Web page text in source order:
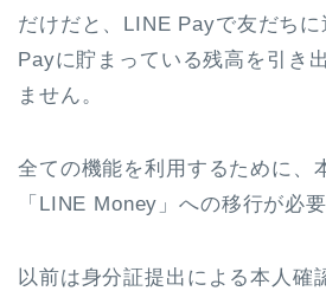
だけだと、LINE Payで友だち
Payに貯まっている残高を引き
ません。
全ての機能を利用するために、
「LINE Money」への移行が必要
以前は身分証提出による本人確